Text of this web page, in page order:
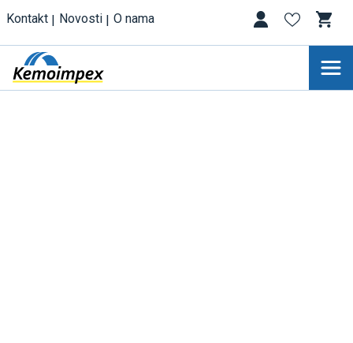
Kontakt Novosti O nama